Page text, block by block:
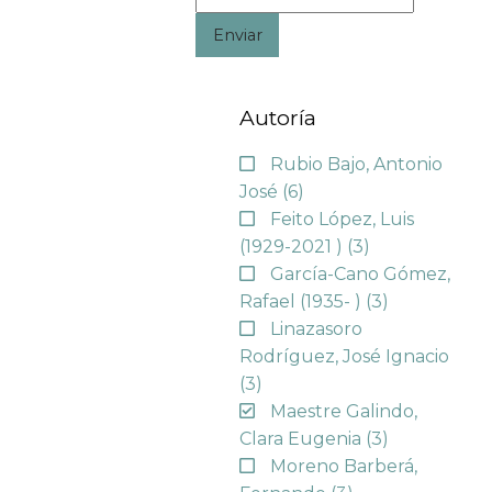
Enviar
Autoría
Rubio Bajo, Antonio
José (6)
Feito López, Luis
(1929-2021 ) (3)
García-Cano Gómez,
Rafael (1935- ) (3)
Linazasoro
Rodríguez, José Ignacio
(3)
Maestre Galindo,
Clara Eugenia (3)
Moreno Barberá,